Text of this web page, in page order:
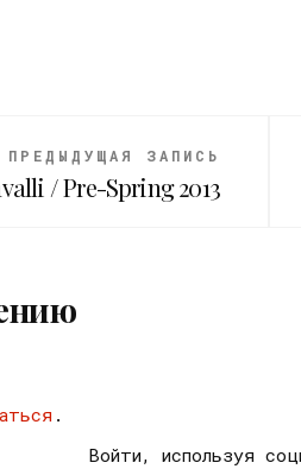
ПРЕДЫДУЩАЯ ЗАПИСЬ
/ Pre-Spring 2013
.
Войти, используя